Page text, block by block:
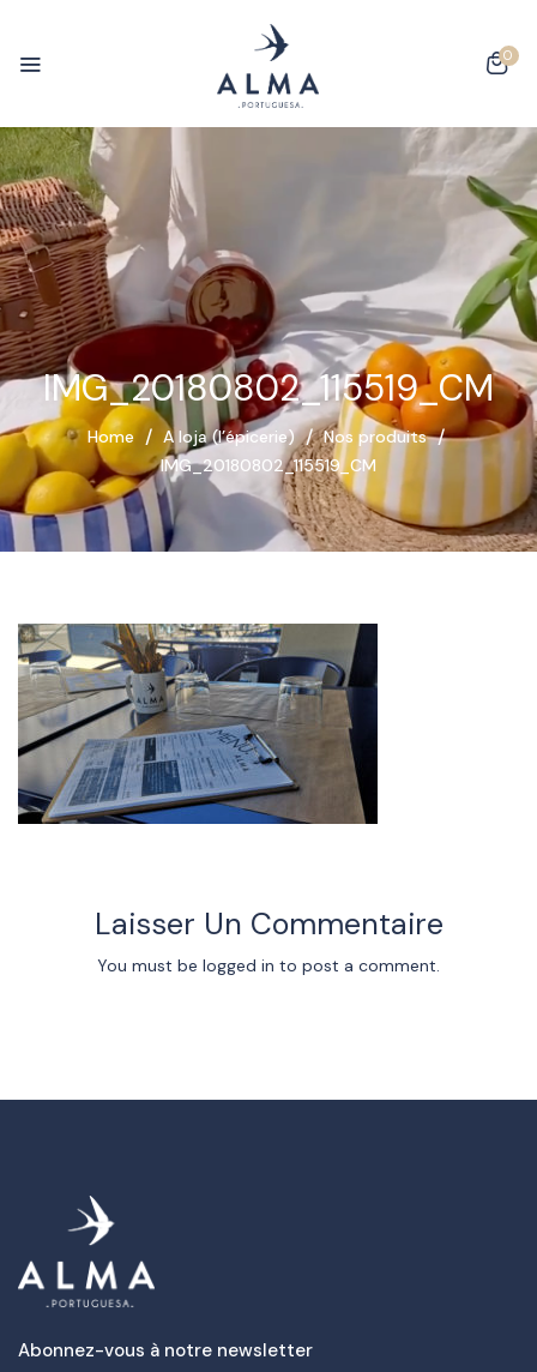
0
IMG_20180802_115519_CM
Home A loja (l’épicerie)
Nos produits
IMG_20180802_115519_CM
Laisser Un Commentaire
You must be logged in to post a comment.
Abonnez-vous à notre newsletter